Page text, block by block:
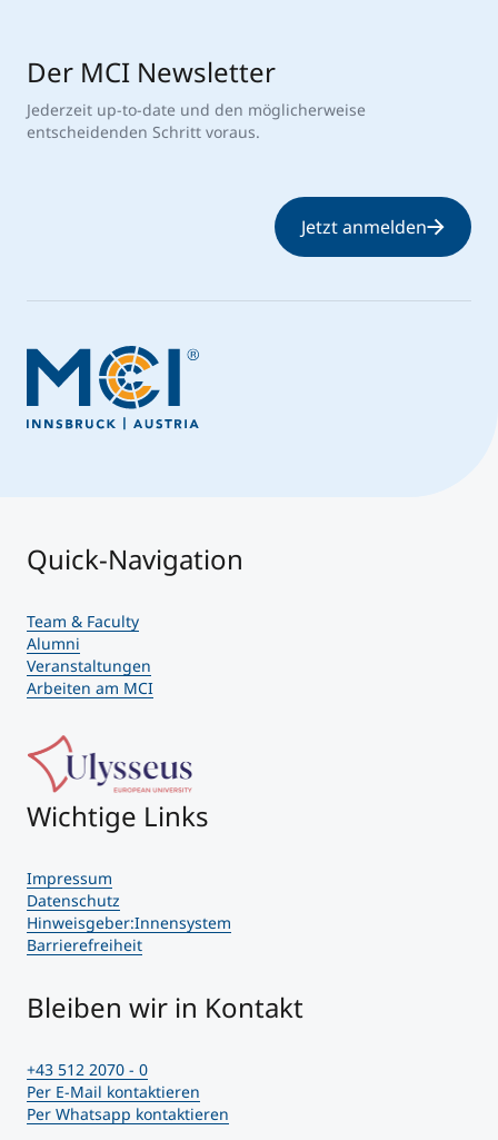
Der MCI Newsletter
Jederzeit up-to-date und den möglicherweise
entscheidenden Schritt voraus.
Jetzt anmelden
Quick-Navigation
Team & Faculty
Alumni
Veranstaltungen
Arbeiten am MCI
Wichtige Links
Impressum
Datenschutz
Hinweisgeber:Innensystem
Barrierefreiheit
Bleiben wir in Kontakt
+43 512 2070 - 0
Per E-Mail kontaktieren
Per Whatsapp kontaktieren